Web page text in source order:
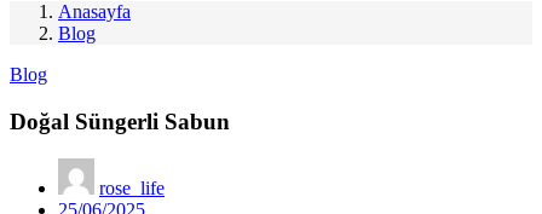
Anasayfa
Blog
Blog
Doğal Süngerli Sabun
rose_life
Posted
25/06/2025